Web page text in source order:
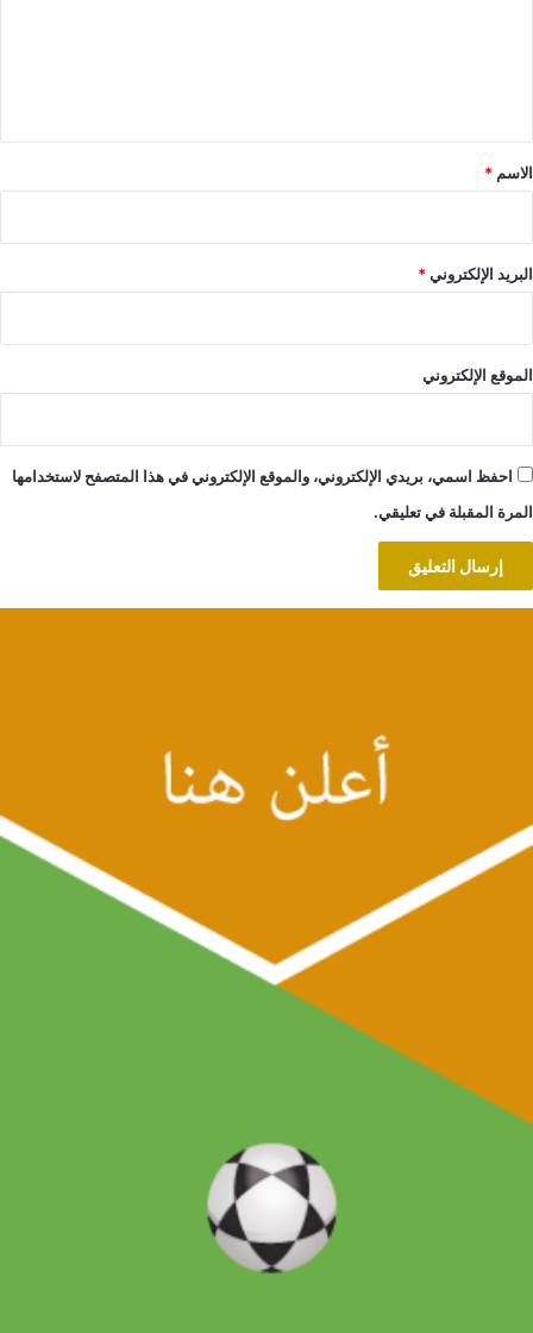
*
الاسم *
البريد الإلكتروني*
الموقع الإلكتروني
احفظ اسمي، بريدي الإلكتروني، والموقع الإلكتروني في هذا المتصفح لاستخدامها
المرة المقبلة في تعليقي.